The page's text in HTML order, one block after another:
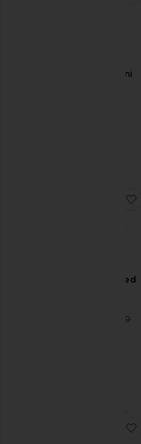
Romy Mini
Iris Layered
$100